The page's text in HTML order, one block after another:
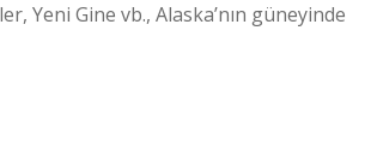
Yeni Gine vb., Alaska’nın güneyinde